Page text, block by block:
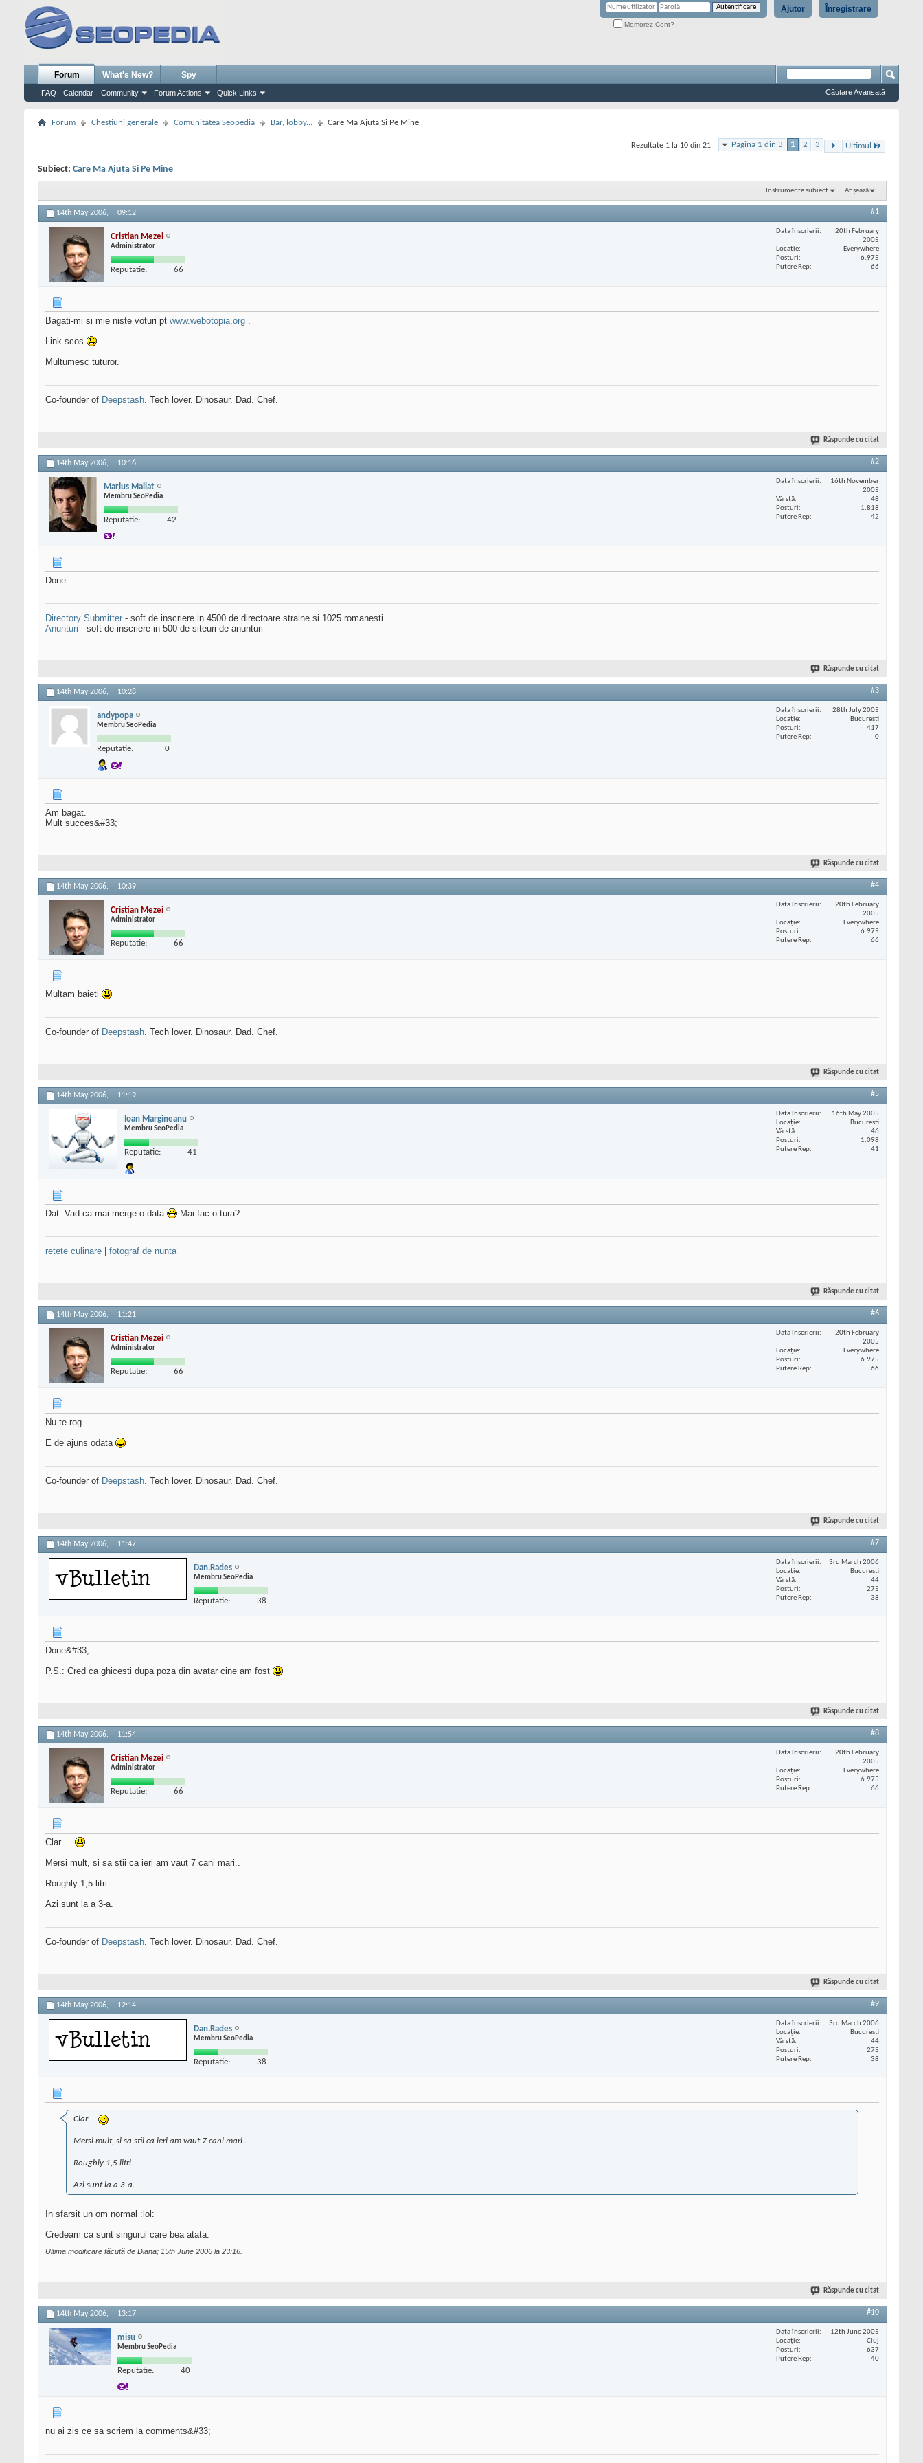
Înregistrare
Ajutor
Memorez Cont?
Forum
FAQ Calendar Community Forum Actions Quick Links
What's New? Spy
Căutare Avansată
Forum Chestiuni generale Comunitatea Seopedia Bar, lobby... Care Ma Ajuta Si Pe Mine
Pagina 1 din 3 1 2 3 Ultimul
Rezultate 1 la 10 din 21
Subiect: Care Ma Ajuta Si Pe Mine
Instrumente subiect Afișează
14th May 2006, 09:12 #1
Cristian Mezei
Administrator
Reputatie: 66
Data înscrierii
20th February
2005
Locaţie
Everywhere
Posturi
6.975
Putere Rep
66
Bagati-mi si mie niste voturi pt www.webotopia.org .
Link scos
Multumesc tuturor.
Co-founder of Deepstash. Tech lover. Dinosaur. Dad. Chef.
Răspunde cu citat
14th May 2006, 10:16 #2
Marius Mailat
Membru SeoPedia
Reputatie: 42
Data înscrierii
16th November
2005
Vârstă
48
Posturi
1.818
Putere Rep
42
Done.
Directory Submitter - soft de inscriere in 4500 de directoare straine si 1025 romanesti
Anunturi - soft de inscriere in 500 de siteuri de anunturi
Răspunde cu citat
14th May 2006, 10:28 #3
andypopa
Membru SeoPedia
Reputatie: 0
Data înscrierii
28th July 2005
Locaţie
Bucuresti
Posturi
417
Putere Rep
0
Am bagat.
Mult succes&#33;
Răspunde cu citat
14th May 2006, 10:39 #4
Cristian Mezei
Administrator
Reputatie: 66
Data înscrierii
20th February
2005
Locaţie
Everywhere
Posturi
6.975
Putere Rep
66
Multam baieti
Co-founder of Deepstash. Tech lover. Dinosaur. Dad. Chef.
Răspunde cu citat
14th May 2006, 11:19 #5
Ioan Margineanu
Membru SeoPedia
Reputatie: 41
Data înscrierii
16th May 2005
Locaţie
Bucuresti
Vârstă
46
Posturi
1.098
Putere Rep
41
Dat. Vad ca mai merge o data Mai fac o tura?
retete culinare fotograf de nunta
Răspunde cu citat
14th May 2006, 11:21 #6
Cristian Mezei
Administrator
Reputatie: 66
Data înscrierii
20th February
2005
Locaţie
Everywhere
Posturi
6.975
Putere Rep
66
Nu te rog.
E de ajuns odata
Co-founder of Deepstash. Tech lover. Dinosaur. Dad. Chef.
Răspunde cu citat
14th May 2006, 11:47 #7
Dan.Rades
Membru SeoPedia
Reputatie: 38
Data înscrierii
3rd March 2006
Locaţie
Bucuresti
Vârstă
44
Posturi
275
Putere Rep
38
Done&#33;
P.S.: Cred ca ghicesti dupa poza din avatar cine am fost
Răspunde cu citat
14th May 2006, 11:54 #8
Cristian Mezei
Administrator
Reputatie: 66
Data înscrierii
20th February
2005
Locaţie
Everywhere
Posturi
6.975
Putere Rep
66
Clar ...
Mersi mult, si sa stii ca ieri am vaut 7 cani mari..
Roughly 1,5 litri.
Azi sunt la a 3-a.
Co-founder of Deepstash. Tech lover. Dinosaur. Dad. Chef.
Răspunde cu citat
14th May 2006, 12:14 #9
Dan.Rades
Membru SeoPedia
Reputatie: 38
Data înscrierii
3rd March 2006
Locaţie
Bucuresti
Vârstă
44
Posturi
275
Putere Rep
38
Clar ...
Mersi mult, si sa stii ca ieri am vaut 7 cani mari..
Roughly 1,5 litri.
Azi sunt la a 3-a.
In sfarsit un om normal :lol:
Credeam ca sunt singurul care bea atata.
Ultima modificare făcută de Diana; 15th June 2006 la 23:16
Răspunde cu citat
14th May 2006, 13:17 #10
misu
Membru SeoPedia
Reputatie: 40
Data înscrierii
12th June 2005
Locaţie
Cluj
Posturi
637
Putere Rep
40
nu ai zis ce sa scriem la comments&#33;